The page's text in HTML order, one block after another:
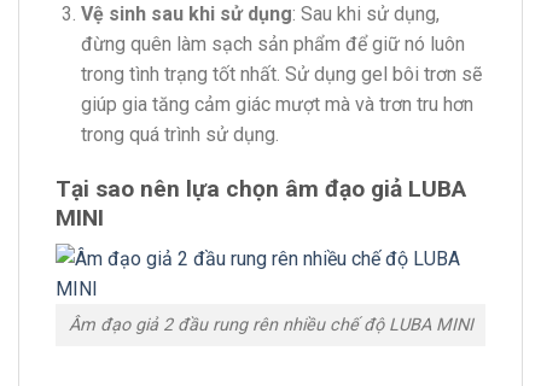
Vệ sinh sau khi sử dụng: Sau khi sử dụng,
đừng quên làm sạch sản phẩm để giữ nó luôn
trong tình trạng tốt nhất. Sử dụng gel bôi trơn sẽ
giúp gia tăng cảm giác mượt mà và trơn tru hơn
trong quá trình sử dụng.
Tại sao nên lựa chọn âm đạo giả LUBA
MINI
Âm đạo giả 2 đầu rung rên nhiều chế độ LUBA MINI